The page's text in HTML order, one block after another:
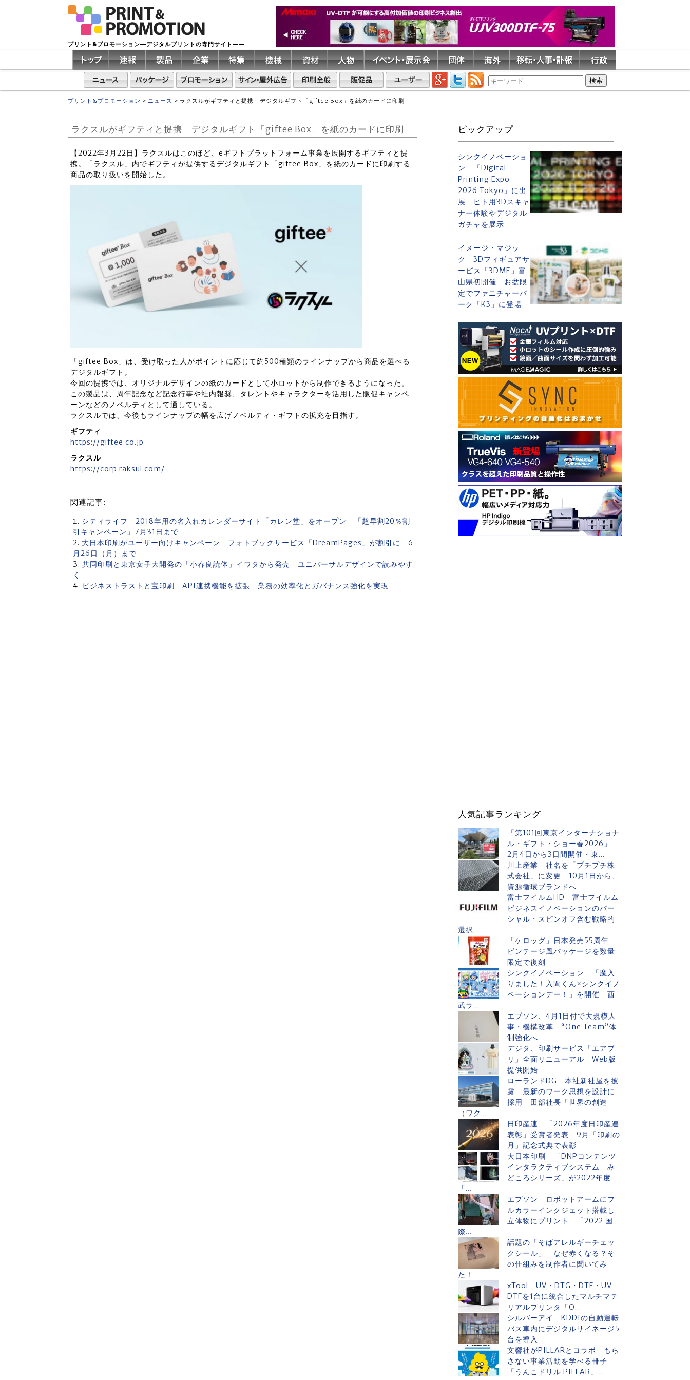
プリント&プロモーション―デジタルプリントの専門サイト――
プリント&プロモーション > ニュース > ラクスルがギフティと提携 デジタルギフト「giftee Box」を紙のカードに印刷
ラクスルがギフティと提携 デジタルギフト「giftee Box」を紙のカードに印刷
【2022年3月22日】ラクスルはこのほど、eギフトプラットフォーム事業を展開するギフティと提
携。「ラクスル」内でギフティが提供するデジタルギフト「giftee Box」を紙のカードに印刷する
商品の取り扱いを開始した。
「giftee Box」は、受け取った人がポイントに応じて約500種類のラインナップから商品を選べる
デジタルギフト。
今回の提携では、オリジナルデザインの紙のカードとして小ロットから制作できるようになった。
この製品は、周年記念など記念行事や社内報奨、タレントやキャラクターを活用した販促キャンペ
ーンなどのノベルティとして適している。
ラクスルでは、今後もラインナップの幅を広げノベルティ・ギフトの拡充を目指す。
ギフティ
https://giftee.co.jp
ラクスル
https://corp.raksul.com/
関連記事:
シティライフ 2018年用の名入れカレンダーサイト「カレン堂」をオープン 「超早割20％割
引キャンペーン」7月31日まで
大日本印刷がユーザー向けキャンペーン フォトブックサービス「DreamPages」が割引に 6
月26日（月）まで
共同印刷と東京女子大開発の「小春良読体」イワタから発売 ユニバーサルデザインで読みやす
く
ビジネストラストと宝印刷 API連携機能を拡張 業務の効率化とガバナンス強化を実現
ピックアップ
シンクイノベーショ
ン 「Digital
Printing Expo
2026 Tokyo」に出
展 ヒト用3Dスキャ
ナー体験やデジタル
ガチャを展示
イメージ・マジッ
ク 3Dフィギュアサ
ービス「3DME」富
山県初開催 お盆限
定でファニチャーパ
ーク「K3」に登場
人気記事ランキング
「第101回東京インターナショナ
ル・ギフト・ショー春2026」
2月4日から3日間開催・東...
川上産業 社名を「プチプチ株
式会社」に変更 10月1日から、
資源循環ブランドへ
富士フイルムHD 富士フイルム
ビジネスイノベーションのパー
シャル・スピンオフ含む戦略的
選択...
「ケロッグ」日本発売55周年
ビンテージ風パッケージを数量
限定で復刻
シンクイノベーション 「魔入
りました！入間くん×シンクイノ
ベーションデー！」を開催 西
武ラ...
エプソン、4月1日付で大規模人
事・機構改革 “One Team”体
制強化へ
デジタ、印刷サービス「エアプ
リ」全面リニューアル Web版
提供開始
ローランドDG 本社新社屋を披
露 最新のワーク思想を設計に
採用 田部社長「世界の創造
（ワク...
日印産連 「2026年度日印産連
表彰」受賞者発表 9月「印刷の
月」記念式典で表彰
大日本印刷 「DNPコンテンツ
インタラクティブシステム み
どころシリーズ」が2022年度
「...
エプソン ロボットアームにフ
ルカラーインクジェット搭載し
立体物にプリント 「2022 国
際...
話題の「そばアレルギーチェッ
クシール」 なぜ赤くなる？そ
の仕組みを制作者に聞いてみ
た！
xTool UV・DTG・DTF・UV
DTFを1台に統合したマルチマテ
リアルプリンタ「O...
シルバーアイ KDDIの自動運転
バス車内にデジタルサイネージ5
台を導入
文響社がPILLARとコラボ もら
さない事業活動を学べる冊子
「うんこドリル PILLAR」...